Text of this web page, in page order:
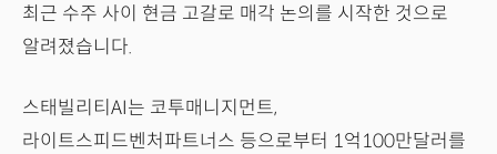
최근 수주 사이 현금 고갈로 매각 논의를 시작한 것으로
알려졌습니다.
스태빌리티AI는 코투매니지먼트,
라이트스피드벤처파트너스 등으로부터 1억100만달러를